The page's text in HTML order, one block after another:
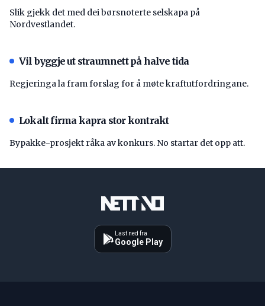
Slik gjekk det med dei børsnoterte selskapa på
Nordvestlandet.
Vil byggje ut straumnett på halve tida
Regjeringa la fram forslag for å møte kraftutfordringane.
Lokalt firma kapra stor kontrakt
Bypakke-prosjekt råka av konkurs. No startar det opp att.
Last ned fra
Google Play